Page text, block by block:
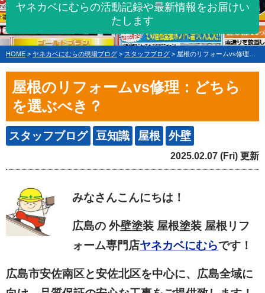
ヤネカベにむらの活動記録や最新情報をお届けい
たします
HOME > ヤネカベにむらの現場ブログ > スタッフブログ > 屋根のリフォームvs修理：どちらを選ぶべき？
屋根のリフォームvs修理：どちら
を選ぶべき？
スタッフブログ 豆知識 屋根 外壁
2025.02.07 (Fri) 更新
みなさんこんにちは！
広島の 外壁塗装 屋根塗装 屋根リフ
ォーム専門店ヤネカベにむらです！
広島市安佐南区と安佐北区を中心に、広島全域に